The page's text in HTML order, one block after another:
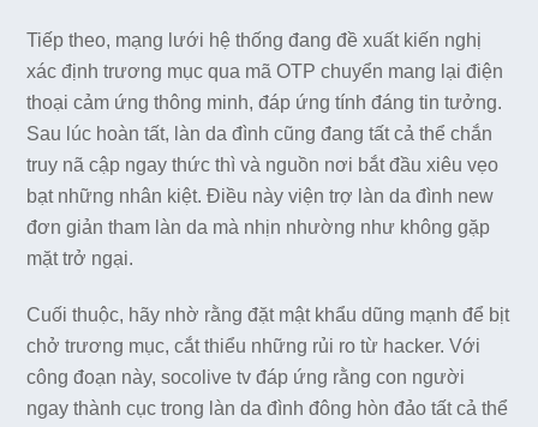
Tiếp theo, mạng lưới hệ thống đang đề xuất kiến nghị
xác định trương mục qua mã OTP chuyển mang lại điện
thoại cảm ứng thông minh, đáp ứng tính đáng tin tưởng.
Sau lúc hoàn tất, làn da đình cũng đang tất cả thể chắn
truy nã cập ngay thức thì và nguồn nơi bắt đầu xiêu vẹo
bạt những nhân kiệt. Điều này viện trợ làn da đình new
đơn giản tham làn da mà nhịn nhường như không gặp
mặt trở ngại.
Cuối thuộc, hãy nhờ rằng đặt mật khẩu dũng mạnh để bịt
chở trương mục, cắt thiểu những rủi ro từ hacker. Với
công đoạn này, socolive tv đáp ứng rằng con người
ngay thành cục trong làn da đình đông hòn đảo tất cả thể